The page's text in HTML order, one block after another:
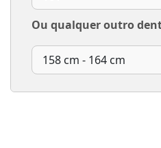
Ou qualquer outro